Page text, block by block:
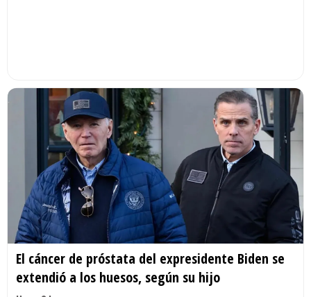
El cáncer de próstata del expresidente Biden se
extendió a los huesos, según su hijo